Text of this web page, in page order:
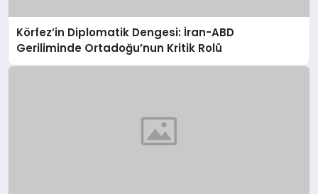
Körfez’in Diplomatik Dengesi: İran-ABD
Geriliminde Ortadoğu’nun Kritik Rolü